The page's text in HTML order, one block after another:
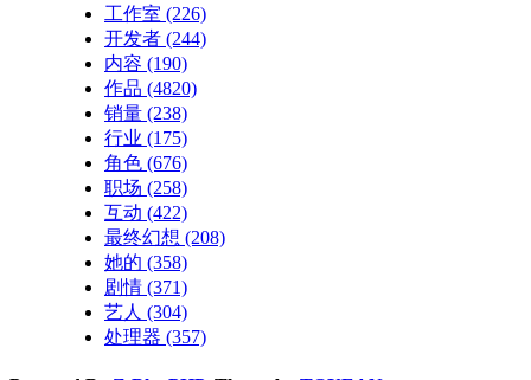
工作室 (226)
开发者 (244)
内容 (190)
作品 (4820)
销量 (238)
行业 (175)
角色 (676)
职场 (258)
互动 (422)
最终幻想 (208)
她的 (358)
剧情 (371)
艺人 (304)
处理器 (357)